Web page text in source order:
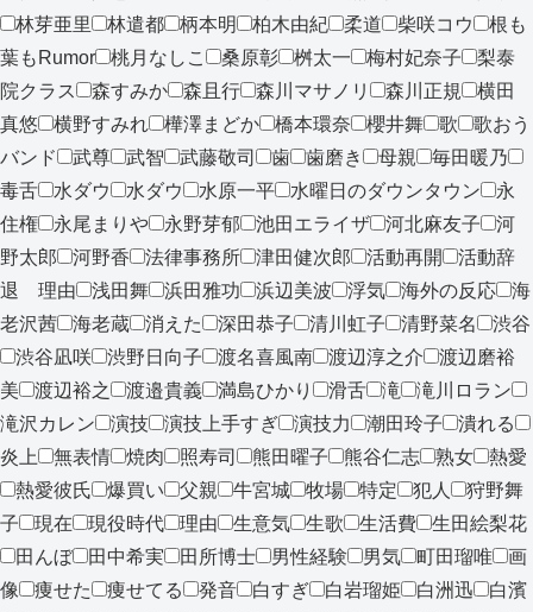
林芽亜里
林遣都 柄本明 柏木由紀 柔道 柴咲コウ
根も
葉もRumor
桃月なしこ 桑原彰 桝太一 梅村妃奈子
梨泰
院クラス
森すみか 森且行 森川マサノリ 森川正規
横田
真悠
横野すみれ 樺澤まどか 橋本環奈 櫻井舞 歌
歌おう
バンド
武尊 武智 武藤敬司 歯 歯磨き 母親
毎田暖乃
毒舌
水ダウ 水ダウ 水原一平 水曜日のダウンタウン
永
住権
永尾まりや 永野芽郁 池田エライザ 河北麻友子
河
野太郎
河野香 法律事務所 津田健次郎 活動再開
活動辞
退 理由
浅田舞 浜田雅功 浜辺美波 浮気 海外の反応
海
老沢茜
海老蔵 消えた 深田恭子 清川虹子 清野菜名
渋谷
渋谷凪咲
渋野日向子 渡名喜風南 渡辺淳之介
渡辺磨裕
美
渡辺裕之 渡邉貴義 満島ひかり 滑舌 滝
滝川ロラン
滝沢カレン
演技 演技上手すぎ 演技力 潮田玲子
潰れる
炎上
無表情 焼肉 照寿司 熊田曜子 熊谷仁志 熟女
熱愛
熱愛彼氏
爆買い 父親 牛宮城 牧場 特定 犯人
狩野舞
子
現在 現役時代 理由 生意気 生歌 生活費
生田絵梨花
田んぼ
田中希実 田所博士 男性経験 男気 町田瑠唯
画
像
痩せた 痩せてる 発音 白すぎ 白岩瑠姫 白洲迅
白濱